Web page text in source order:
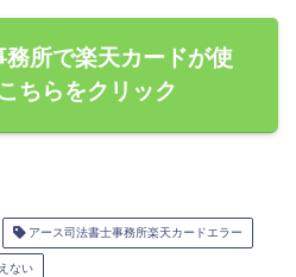
務所で楽天カードが使
ちらをクリック
アース司法書士事務所楽天カードエラー
ない